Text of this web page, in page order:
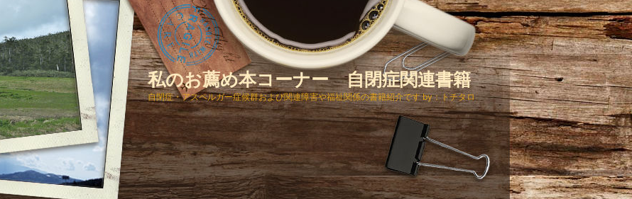
私のお薦め本コーナー 自閉症関連書籍
自閉症・アスペルガー症候群および関連障害や福祉関係の書籍紹介です by：トチタロ